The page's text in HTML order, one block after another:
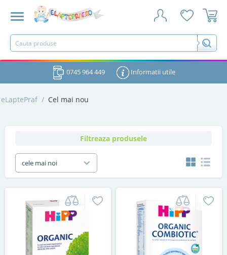
0745 964 449 Informatii utile
eLaptePraf / Cel mai nou
Filtreaza produsele
cele mai noi